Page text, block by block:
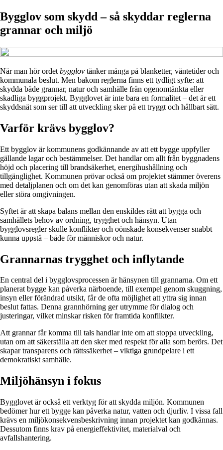
Bygglov som skydd – så skyddar reglerna
grannar och miljö
När man hör ordet bygglov tänker många på blanketter, väntetider och
kommunala beslut. Men bakom reglerna finns ett tydligt syfte: att
skydda både grannar, natur och samhälle från ogenomtänkta eller
skadliga byggprojekt. Bygglovet är inte bara en formalitet – det är ett
skyddsnät som ser till att utveckling sker på ett tryggt och hållbart sätt.
Varför krävs bygglov?
Ett bygglov är kommunens godkännande av att ett bygge uppfyller
gällande lagar och bestämmelser. Det handlar om allt från byggnadens
höjd och placering till brandsäkerhet, energihushållning och
tillgänglighet. Kommunen prövar också om projektet stämmer överens
med detaljplanen och om det kan genomföras utan att skada miljön
eller störa omgivningen.
Syftet är att skapa balans mellan den enskildes rätt att bygga och
samhällets behov av ordning, trygghet och hänsyn. Utan
bygglovsregler skulle konflikter och oönskade konsekvenser snabbt
kunna uppstå – både för människor och natur.
Grannarnas trygghet och inflytande
En central del i bygglovsprocessen är hänsynen till grannarna. Om ett
planerat bygge kan påverka närboende, till exempel genom skuggning,
insyn eller förändrad utsikt, får de ofta möjlighet att yttra sig innan
beslut fattas. Denna grannhörning ger utrymme för dialog och
justeringar, vilket minskar risken för framtida konflikter.
Att grannar får komma till tals handlar inte om att stoppa utveckling,
utan om att säkerställa att den sker med respekt för alla som berörs. Det
skapar transparens och rättssäkerhet – viktiga grundpelare i ett
demokratiskt samhälle.
Miljöhänsyn i fokus
Bygglovet är också ett verktyg för att skydda miljön. Kommunen
bedömer hur ett bygge kan påverka natur, vatten och djurliv. I vissa fall
krävs en miljökonsekvensbeskrivning innan projektet kan godkännas.
Dessutom finns krav på energieffektivitet, materialval och
avfallshantering.